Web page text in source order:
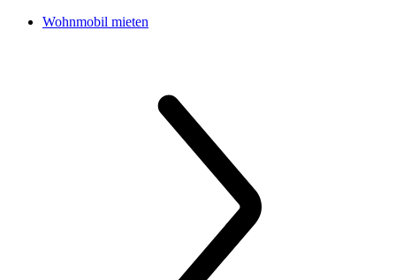
Wohnmobil mieten